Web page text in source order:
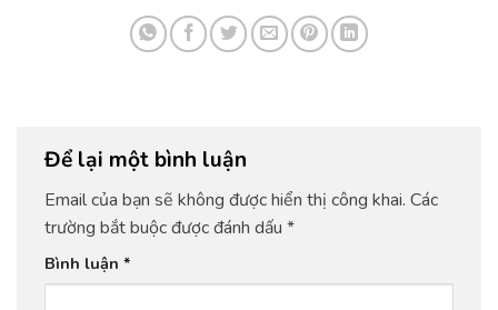
Để lại một bình luận
Email của bạn sẽ không được hiển thị công khai. Các
trường bắt buộc được đánh dấu *
Bình luận *